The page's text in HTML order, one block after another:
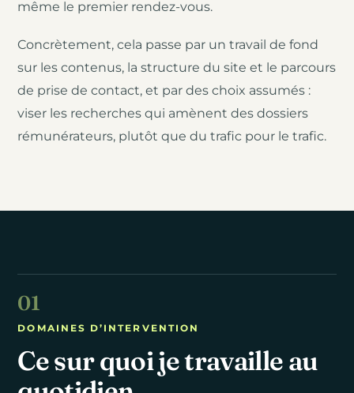
même le premier rendez-vous.
Concrètement, cela passe par un travail de fond
sur les contenus, la structure du site et le parcours
de prise de contact, et par des choix assumés :
viser les recherches qui amènent des dossiers
rémunérateurs, plutôt que du trafic pour le trafic.
DOMAINES D’INTERVENTION
Ce sur quoi je travaille au